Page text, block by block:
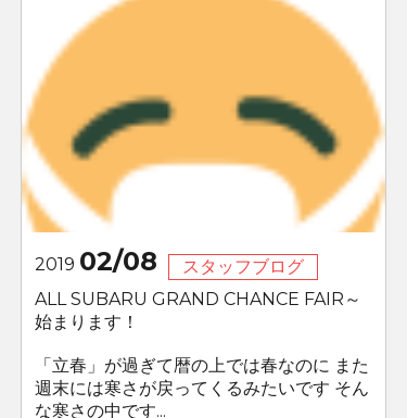
2019 02/08
スタッフブログ
ALL SUBARU GRAND CHANCE FAIR～
始まります！
「立春」が過ぎて暦の上では春なのに また
週末には寒さが戻ってくるみたいです そん
な寒さの中です...